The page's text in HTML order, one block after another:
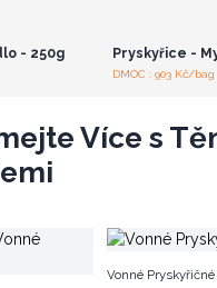
- 250g Pryskyřice -
DMOC : 903 Kč/bag
Více s
Vonné